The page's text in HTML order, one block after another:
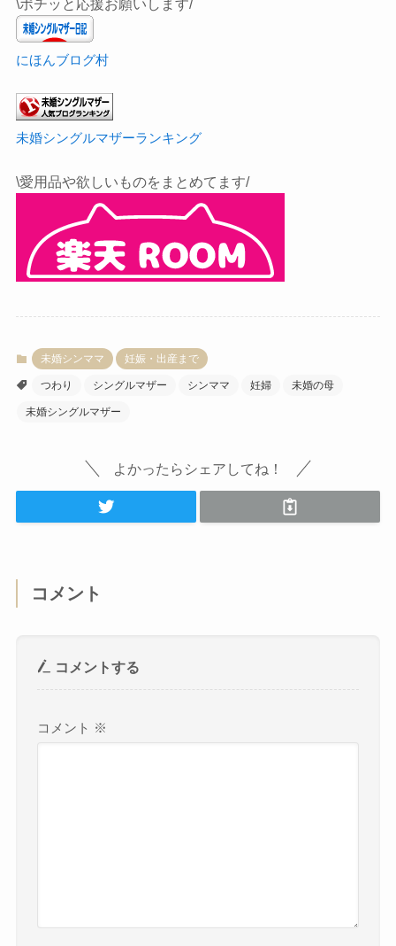
\ポチッと応援お願いします/
にほんブログ村
未婚シングルマザーランキング
\愛用品や欲しいものをまとめてます/
未婚シンママ 妊娠・出産まで
つわり シングルマザー シンママ 妊婦 未婚の母
未婚シングルマザー
よかったらシェアしてね！
コメント
コメントする
コメント ※